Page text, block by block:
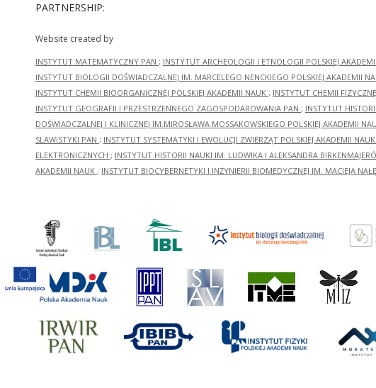
PARTNERSHIP:
Website created by
INSTYTUT MATEMATYCZNY PAN ; INSTYTUT ARCHEOLOGII I ETNOLOGII POLSKIEJ
INSTYTUT BIOLOGII DOŚWIADCZALNEJ IM. MARCELEGO NENCKIEGO POLSKIEJ AKADEMII
INSTYTUT CHEMII BIOORGANICZNEJ POLSKIEJ AKADEMII NAUK ; INSTYTUT CHEMII
INSTYTUT GEOGRAFII I PRZESTRZENNEGO ZAGOSPODAROWANIA PAN ; INSTYTUT
DOŚWIADCZALNEJ I KLINICZNEJ IM.MIROSŁAWA MOSSAKOWSKIEGO POLSKIEJ AKADEMII
SLAWISTYKI PAN ; INSTYTUT SYSTEMATYKI I EWOLUCJI ZWIERZĄT POLSKIEJ AKADEMII NAUK
ELEKTRONICZNYCH ; INSTYTUT HISTORII NAUKI IM. LUDWIKA I ALEKSANDRA
AKADEMII NAUK ; INSTYTUT BIOCYBERNETYKI I INŻYNIERII BIOMEDYCZNEJ IM. MACIEJA